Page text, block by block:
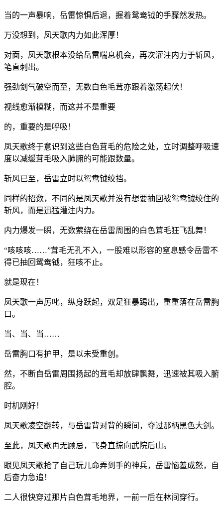
当的一声暴响，岳雷惊惧后退，握着鸳鸯钺的手骤然发热。
万没想到，凤天歌内力如此浑厚！
对面，凤天歌根本没给岳雷喘息机会，再次灌注内力于斩风，
笔直刺出。
强劲剑气破空而至，无数白色毛茸亦跟着激荡起伏！
视线愈渐模糊，而这并不是重要
的，重要的是呼吸！
凤天歌终于意识到这些白色茸毛的危险之处，立时调整呼吸速
度以减缓茸毛吸入肺腑的可能跟数量。
斩风已至，岳雷立时以鸳鸯钺绞挡。
同样的招数，不同的是凤天歌并没有想要抽回被鸳鸯钺绞住的
斩风，而是迅猛灌注内力。
内力爆发一瞬，无数萦绕在岳雷周围的白色茸毛狂飞乱舞！
“咳咳咳……”茸毛无孔不入，一股难以形容的窒息感令岳雷不
得已抽回鸳鸯钺，狂咳不止。
就是现在！
凤天歌一声厉叱，纵身跃起，双足狂暴踢出，重重落在岳雷胸
口。
当、当、当……
岳雷胸口有护甲，是以未受重创。
然，不断自岳雷周围扬起的茸毛却放肆飘舞，迅速被其吸入腑
腔。
时机刚好！
凤天歌凌空翻转，与岳雷背对背的瞬间，夺过那柄黑色大剑。
至此，凤天歌再无顾忌，飞身直掠向武院后山。
眼见凤天歌抢了自己玩儿命弄到手的神兵，岳雷恼羞成怒，自
后奋力急追！
二人很快穿过那片白色茸毛地界，一前一后在林间穿行。